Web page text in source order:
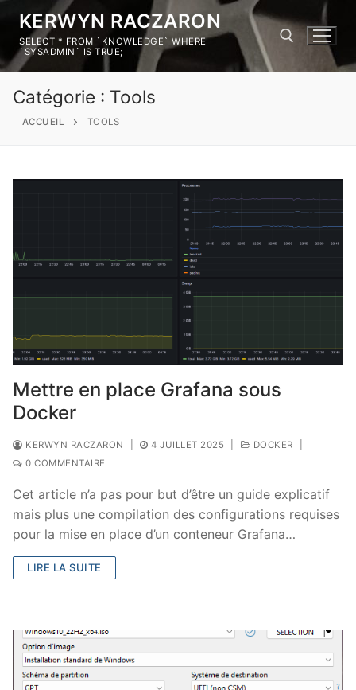
KERWYN RACZARON
SELECT * FROM `KNOWLEDGE` WHERE
`SYSADMIN` IS TRUE;
Catégorie : Tools
ACCUEIL TOOLS
Mettre en place Grafana sous
Docker
KERWYN RACZARON 4 JUILLET 2025 DOCKER
0 COMMENTAIRE
Cet article n’a pas pour but d’être un guide explicatif
mais plus une compilation des configurations requises
pour la mise en place d’un conteneur Grafana…
LIRE LA SUITE